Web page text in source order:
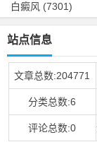
白癜风 (7301)
站点信息
文章总数:204771
分类总数:6
评论总数:0